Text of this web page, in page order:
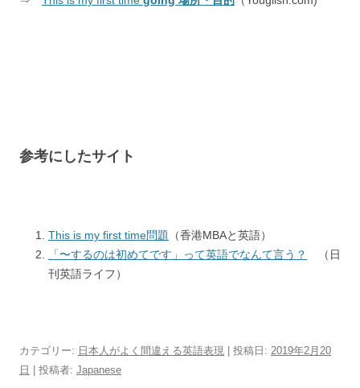
参考にしたサイト
This is my first time問題 （香港MBAと英語）
「〜するのは初めてです」って英語でなんて言う？
（日
刊英語ライフ）
カテゴリー: 日本人がよく間違える英語表現 | 投稿日: 2019年2月20
日
投稿者: Japanese